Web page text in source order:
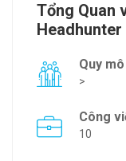
Tổng Quan
Quy
>
Công
10